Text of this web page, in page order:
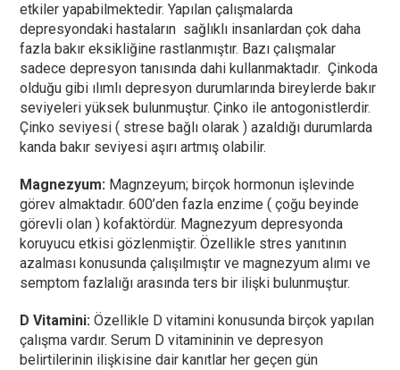
etkiler yapabilmektedir. Yapılan çalışmalarda
depresyondaki hastaların sağlıklı insanlardan çok daha
fazla bakır eksikliğine rastlanmıştır. Bazı çalışmalar
sadece depresyon tanısında dahi kullanmaktadır. Çinkoda
olduğu gibi ılımlı depresyon durumlarında bireylerde bakır
seviyeleri yüksek bulunmuştur. Çinko ile antogonistlerdir.
Çinko seviyesi ( strese bağlı olarak ) azaldığı durumlarda
kanda bakır seviyesi aşırı artmış olabilir.
Magnezyum: Magnzeyum; birçok hormonun işlevinde
görev almaktadır. 600’den fazla enzime ( çoğu beyinde
görevli olan ) kofaktördür. Magnezyum depresyonda
koruyucu etkisi gözlenmiştir. Özellikle stres yanıtının
azalması konusunda çalışılmıştır ve magnezyum alımı ve
semptom fazlalığı arasında ters bir ilişki bulunmuştur.
D Vitamini:Özellikle D vitamini konusunda birçok yapılan
çalışma vardır. Serum D vitamininin ve depresyon
belirtilerinin ilişkisine dair kanıtlar her geçen gün